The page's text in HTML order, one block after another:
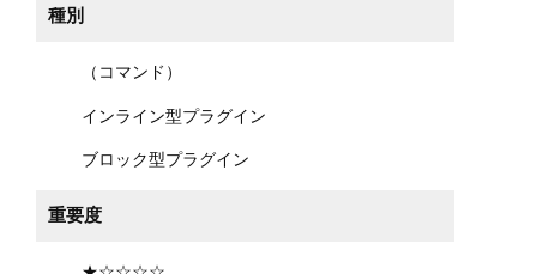
種別
（コマンド）
インライン型プラグイン
ブロック型プラグイン
重要度